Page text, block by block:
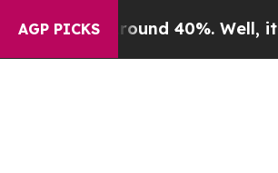
AGP PICKS
Around 40%. Well, it Didn’t